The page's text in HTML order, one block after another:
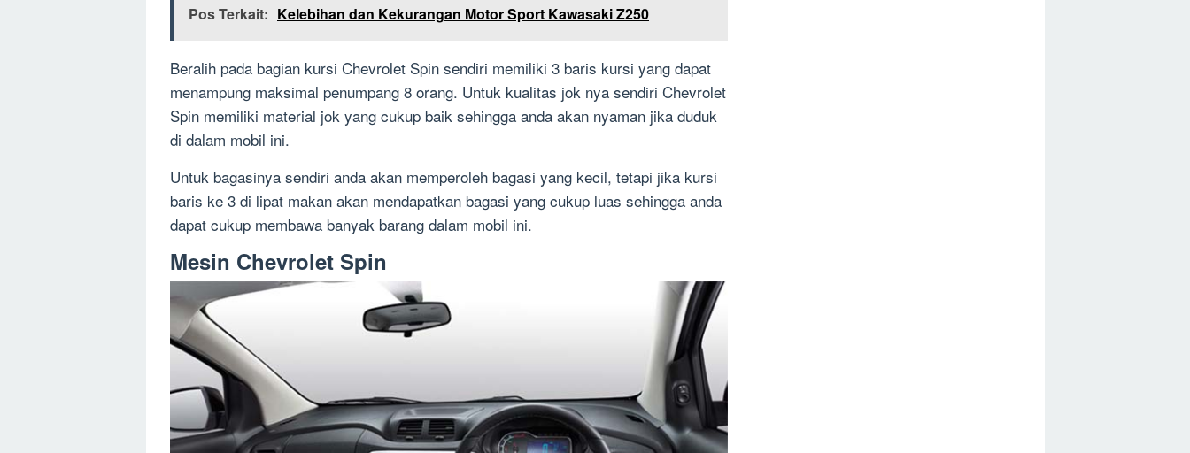
Pos Terkait: Kelebihan dan Kekurangan Motor Sport Kawasaki Z250
Beralih pada bagian kursi Chevrolet Spin sendiri memiliki 3 baris kursi yang dapat
menampung maksimal penumpang 8 orang. Untuk kualitas jok nya sendiri Chevrolet
Spin memiliki material jok yang cukup baik sehingga anda akan nyaman jika duduk
di dalam mobil ini.
Untuk bagasinya sendiri anda akan memperoleh bagasi yang kecil, tetapi jika kursi
baris ke 3 di lipat makan akan mendapatkan bagasi yang cukup luas sehingga anda
dapat cukup membawa banyak barang dalam mobil ini.
Mesin Chevrolet Spin